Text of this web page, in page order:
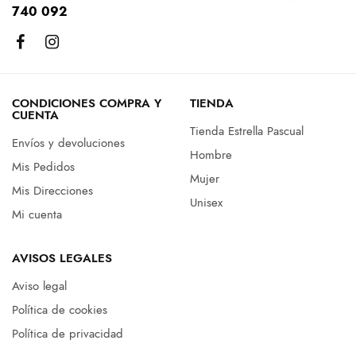
740 092
CONDICIONES COMPRA Y
CUENTA
Envíos y devoluciones
Mis Pedidos
Mis Direcciones
Mi cuenta
TIENDA
Tienda Estrella Pascual
Hombre
Mujer
Unisex
AVISOS LEGALES
Aviso legal
Política de cookies
Política de privacidad